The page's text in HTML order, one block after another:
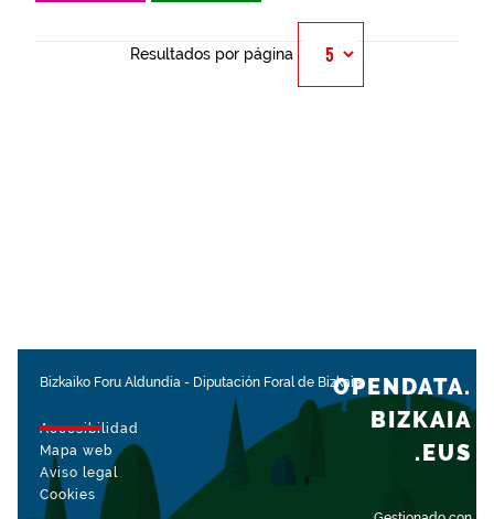
Resultados por página
Bizkaiko Foru Aldundia - Diputación Foral de Bizkaia
Accesibilidad
Mapa web
Aviso legal
Cookies
OPENDATA.
BIZKAIA
.EUS